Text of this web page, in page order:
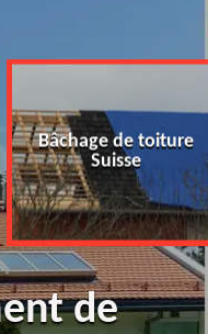
Bâchage de toiture
Suisse
de